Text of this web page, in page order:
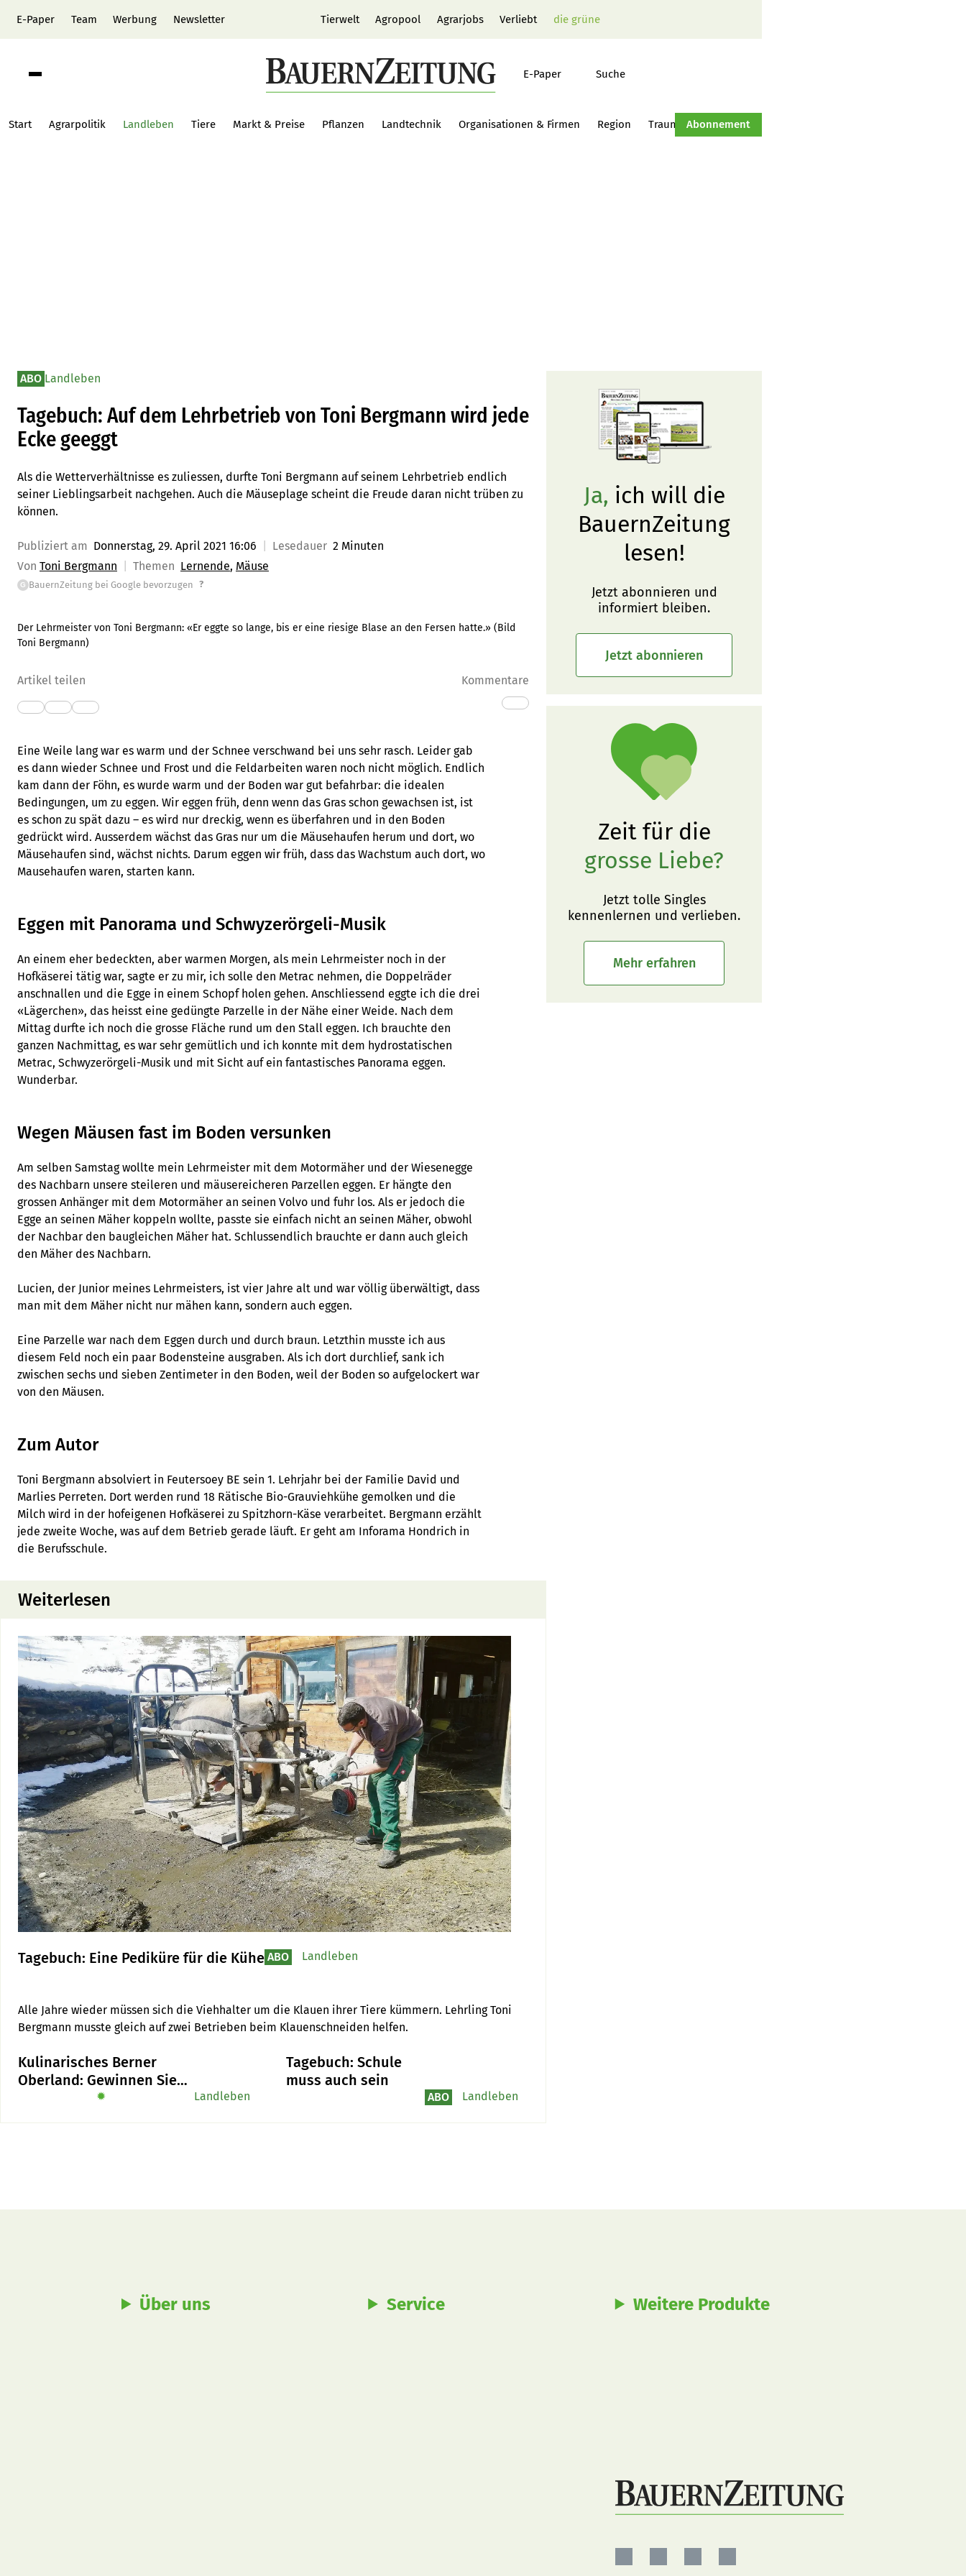
E-Paper Team Werbung Newsletter Tierwelt Agropool Agrarjobs Verliebt die grüne
E-Paper Suche
Start Agrarpolitik Landleben Tiere Markt & Preise Pflanzen Landtechnik Organisationen & Firmen Region Traumtraktor Hof-Management
Abonnement
ABO Landleben
Tagebuch: Auf dem Lehrbetrieb von Toni Bergmann wird jede
Ecke geeggt
Als die Wetterverhältnisse es zuliessen, durfte Toni Bergmann auf seinem Lehrbetrieb endlich
seiner Lieblingsarbeit nachgehen. Auch die Mäuseplage scheint die Freude daran nicht trüben zu
können.
Publiziert am Donnerstag, 29. April 2021 16:06 Lesedauer 2 Minuten
Von Toni Bergmann Themen Lernende Mäuse
G BauernZeitung bei Google bevorzugen ?
Der Lehrmeister von Toni Bergmann: «Er eggte so lange, bis er eine riesige Blase an den Fersen hatte.» (Bild
Toni Bergmann)
Artikel teilen Kommentare
Eine Weile lang war es warm und der Schnee verschwand bei uns sehr rasch. Leider gab
es dann wieder Schnee und Frost und die Feldarbeiten waren noch nicht möglich. Endlich
kam dann der Föhn, es wurde warm und der Boden war gut befahrbar: die idealen
Bedingungen, um zu eggen. Wir eggen früh, denn wenn das Gras schon gewachsen ist, ist
es schon zu spät dazu – es wird nur dreckig, wenn es überfahren und in den Boden
gedrückt wird. Ausserdem wächst das Gras nur um die Mäusehaufen herum und dort, wo
Mäusehaufen sind, wächst nichts. Darum eggen wir früh, dass das Wachstum auch dort, wo
Mausehaufen waren, starten kann.
Eggen mit Panorama und Schwyzerörgeli-Musik
An einem eher bedeckten, aber warmen Morgen, als mein Lehrmeister noch in der
Hofkäserei tätig war, sagte er zu mir, ich solle den Metrac nehmen, die Doppelräder
anschnallen und die Egge in einem Schopf holen gehen. Anschliessend eggte ich die drei
«Lägerchen», das heisst eine gedüngte Parzelle in der Nähe einer Weide. Nach dem
Mittag durfte ich noch die grosse Fläche rund um den Stall eggen. Ich brauchte den
ganzen Nachmittag, es war sehr gemütlich und ich konnte mit dem hydrostatischen
Metrac, Schwyzerörgeli-Musik und mit Sicht auf ein fantastisches Panorama eggen.
Wunderbar.
Wegen Mäusen fast im Boden versunken
Am selben Samstag wollte mein Lehrmeister mit dem Motormäher und der Wiesenegge
des Nachbarn unsere steileren und mäusereicheren Parzellen eggen. Er hängte den
grossen Anhänger mit dem Motormäher an seinen Volvo und fuhr los. Als er jedoch die
Egge an seinen Mäher koppeln wollte, passte sie einfach nicht an seinen Mäher, obwohl
der Nachbar den baugleichen Mäher hat. Schlussendlich brauchte er dann auch gleich
den Mäher des Nachbarn.
Lucien, der Junior meines Lehrmeisters, ist vier Jahre alt und war völlig überwältigt, dass
man mit dem Mäher nicht nur mähen kann, sondern auch eggen.
Eine Parzelle war nach dem Eggen durch und durch braun. Letzthin musste ich aus
diesem Feld noch ein paar Bodensteine ausgraben. Als ich dort durchlief, sank ich
zwischen sechs und sieben Zentimeter in den Boden, weil der Boden so aufgelockert war
von den Mäusen.
Zum Autor
Toni Bergmann absolviert in Feutersoey BE sein 1. Lehrjahr bei der Familie David und
Marlies Perreten. Dort werden rund 18 Rätische Bio-Grauviehkühe gemolken und die
Milch wird in der hofeigenen Hofkäserei zu Spitzhorn-Käse verarbeitet. Bergmann erzählt
jede zweite Woche, was auf dem Betrieb gerade läuft. Er geht am Inforama Hondrich in
die Berufsschule.
Weiterlesen
Tagebuch: Eine Pediküre für die Kühe
Alle Jahre wieder müssen sich die Viehhalter um die Klauen ihrer Tiere kümmern. Lehrling Toni
Bergmann musste gleich auf zwei Betrieben beim Klauenschneiden helfen.
ABO Landleben
Kulinarisches Berner
Oberland: Gewinnen Sie
das Buch «Alpe-Chuchi»
✹ Landleben
Tagebuch: Schule
muss auch sein
ABO Landleben
Ja, ich will die
BauernZeitung
lesen!
Jetzt abonnieren und
informiert bleiben.
Jetzt abonnieren
Zeit für die
grosse Liebe?
Jetzt tolle Singles
kennenlernen und verlieben.
Mehr erfahren
Über uns Service Weitere Produkte